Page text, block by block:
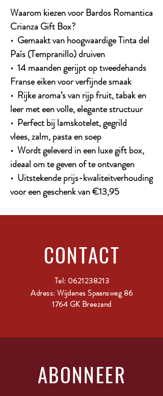
Waarom kiezen voor Bardos Romantica
Crianza Gift Box?
• Gemaakt van hoogwaardige Tinta del
País (Tempranillo) druiven
• 14 maanden gerijpt op tweedehands
Franse eiken voor verfijnde smaak
• Rijke aroma’s van rijp fruit, tabak en
leer met een volle, elegante structuur
• Perfect bij lamskotelet, gegrild
vlees, zalm, pasta en soep
• Wordt geleverd in een luxe gift box,
ideaal om te geven of te ontvangen
• Uitstekende prijs-kwaliteitverhouding
voor een geschenk van €13,95
CONTACT
Tel: 0621238213
Adress: Wijdenes Spaansweg 86
1764 GK Breezand
ABONNEER